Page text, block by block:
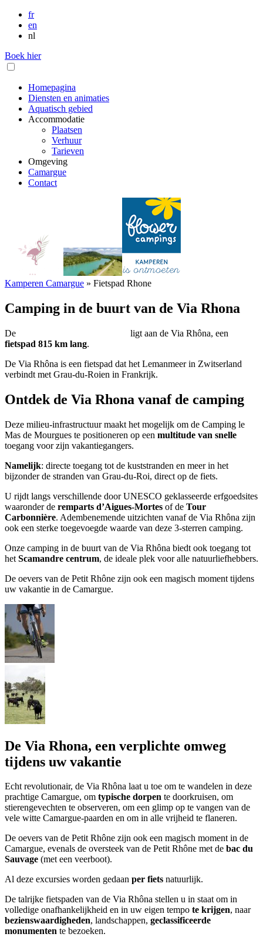
fr
en
nl
Boek hier
Homepagina
Diensten en animaties
Aquatisch gebied
Accommodatie
Plaatsen
Verhuur
Tarieven
Omgeving
Camargue
Contact
Kamperen Camargue » Fietspad Rhone
Camping in de buurt van de Via Rhona
De
ligt aan de Via Rhôna, een
fietspad 815 km lang.
De Via Rhôna is een fietspad dat het Lemanmeer in Zwitserland
verbindt met Grau-du-Roien in Frankrijk.
Ontdek de Via Rhona vanaf de camping
Deze milieu-infrastructuur maakt het mogelijk om de Camping le
Mas de Mourgues te positioneren op een multitude van snelle
toegang voor zijn vakantiegangers.
Namelijk: directe toegang tot de kuststranden en meer in het
bijzonder de stranden van Grau-du-Roi, direct op de fiets.
U rijdt langs verschillende door UNESCO geklasseerde erfgoedsites
waaronder de remparts d’Aigues-Mortes of de Tour
Carbonnière. Adembenemende uitzichten vanaf de Via Rhôna zijn
ook een sterke toegevoegde waarde van deze 3-sterren camping.
Onze camping in de buurt van de Via Rhôna biedt ook toegang tot
het Scamandre centrum, de ideale plek voor alle natuurliefhebbers.
De oevers van de Petit Rhône zijn ook een magisch moment tijdens
uw vakantie in de Camargue.
De Via Rhona, een verplichte omweg
tijdens uw vakantie
Echt revolutionair, de Via Rhôna laat u toe om te wandelen in deze
prachtige Camargue, om typische dorpen te doorkruisen, om
stierengevechten te observeren, om een glimp op te vangen van de
vele witte Camargue-paarden en om in alle vrijheid te flaneren.
De oevers van de Petit Rhône zijn ook een magisch moment in de
Camargue, evenals de oversteek van de Petit Rhône met de bac du
Sauvage (met een veerboot).
Al deze excursies worden gedaan per fiets natuurlijk.
De talrijke fietspaden van de Via Rhôna stellen u in staat om in
volledige onafhankelijkheid en in uw eigen tempo te krijgen, naar
bezienswaardigheden, landschappen, geclassificeerde
monumenten te bezoeken.